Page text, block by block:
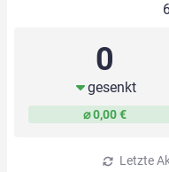
0
gesenkt
⌀ 0,00 €
Letzte